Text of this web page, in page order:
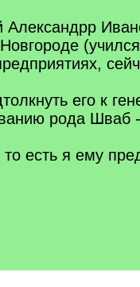
Александрр
его к
рода Шваб
то есть я ему